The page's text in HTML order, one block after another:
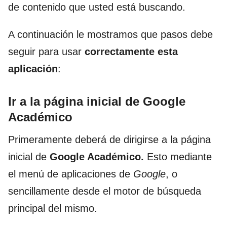
de contenido que usted está buscando.
A continuación le mostramos que pasos debe
seguir para usar correctamente esta
aplicación:
Ir a la página inicial de Google
Académico
Primeramente deberá de dirigirse a la página
inicial de Google Académico. Esto mediante
el menú de aplicaciones de Google, o
sencillamente desde el motor de búsqueda
principal del mismo.